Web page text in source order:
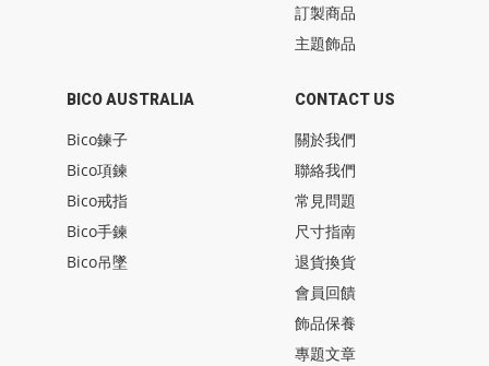
BICO AUSTRALIA
Bico鍊子
Bico項鍊
Bico戒指
Bico手鍊
Bico吊墜
訂製商品
主題飾品
CONTACT US
關於我們
聯絡我們
常見問題
尺寸指南
退貨換貨
會員回饋
飾品保養
專題文章